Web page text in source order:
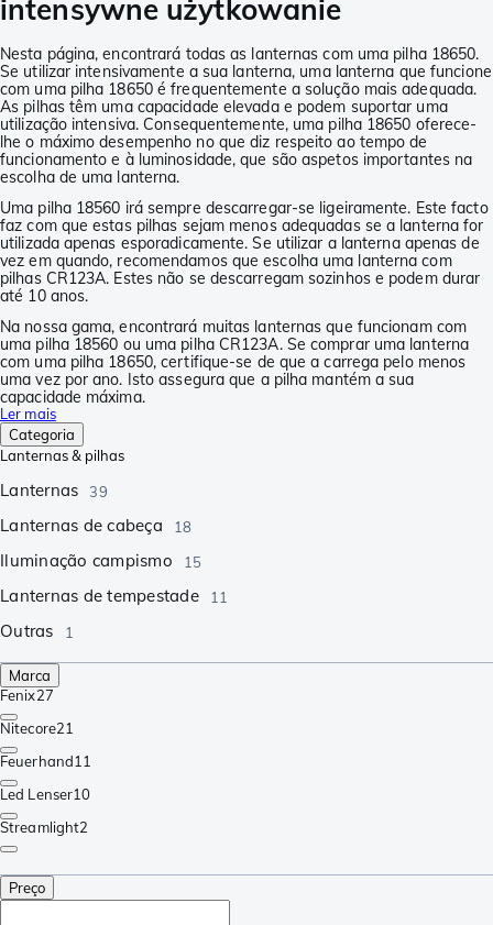
intensywne użytkowanie
Nesta página, encontrará todas as lanternas com uma pilha 18650.
Se utilizar intensivamente a sua lanterna, uma lanterna que funcione
com uma pilha 18650 é frequentemente a solução mais adequada.
As pilhas têm uma capacidade elevada e podem suportar uma
utilização intensiva. Consequentemente, uma pilha 18650 oferece-
lhe o máximo desempenho no que diz respeito ao tempo de
funcionamento e à luminosidade, que são aspetos importantes na
escolha de uma lanterna.
Uma pilha 18560 irá sempre descarregar-se ligeiramente. Este facto
faz com que estas pilhas sejam menos adequadas se a lanterna for
utilizada apenas esporadicamente. Se utilizar a lanterna apenas de
vez em quando, recomendamos que escolha uma lanterna com
pilhas CR123A. Estes não se descarregam sozinhos e podem durar
até 10 anos.
Na nossa gama, encontrará muitas lanternas que funcionam com
uma pilha 18560 ou uma pilha CR123A. Se comprar uma lanterna
com uma pilha 18650, certifique-se de que a carrega pelo menos
uma vez por ano. Isto assegura que a pilha mantém a sua
capacidade máxima.
Ler mais
Categoria
Lanternas & pilhas
Lanternas 39
Lanternas de cabeça 18
Iluminação campismo 15
Lanternas de tempestade 11
Outras 1
Marca
Fenix27
Nitecore21
Feuerhand11
Led Lenser10
Streamlight2
Preço